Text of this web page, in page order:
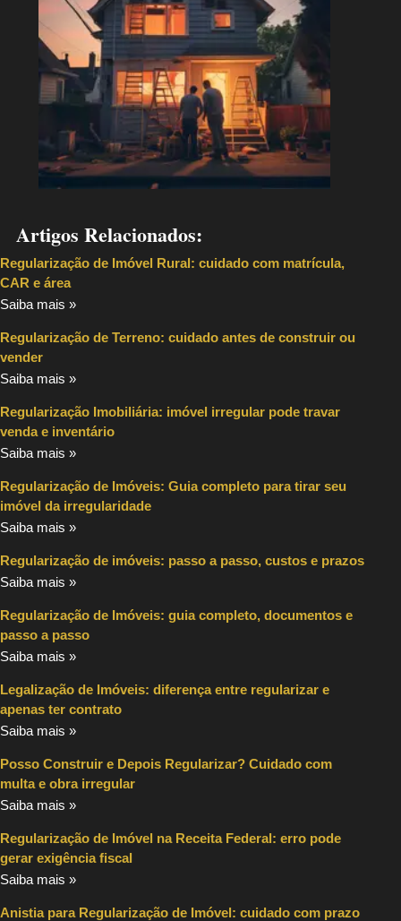
Artigos Relacionados:
Regularização de Imóvel Rural: cuidado com matrícula,
CAR e área
Saiba mais »
Regularização de Terreno: cuidado antes de construir ou
vender
Saiba mais »
Regularização Imobiliária: imóvel irregular pode travar
venda e inventário
Saiba mais »
Regularização de Imóveis: Guia completo para tirar seu
imóvel da irregularidade
Saiba mais »
Regularização de imóveis: passo a passo, custos e prazos
Saiba mais »
Regularização de Imóveis: guia completo, documentos e
passo a passo
Saiba mais »
Legalização de Imóveis: diferença entre regularizar e
apenas ter contrato
Saiba mais »
Posso Construir e Depois Regularizar? Cuidado com
multa e obra irregular
Saiba mais »
Regularização de Imóvel na Receita Federal: erro pode
gerar exigência fiscal
Saiba mais »
Anistia para Regularização de Imóvel: cuidado com prazo